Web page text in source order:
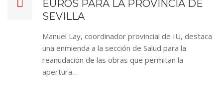
EUROS PARA LA PROVINCIA DE
SEVILLA
Manuel Lay, coordinador provincial de IU, destaca
una enmienda a la sección de Salud para la
reanudación de las obras que permitan la
apertura…